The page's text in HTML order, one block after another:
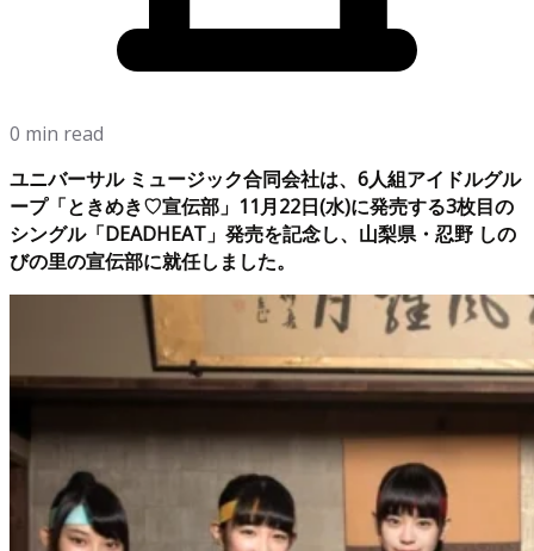
0 min read
ユニバーサル ミュージック合同会社は、6人組アイドルグル
ープ「ときめき♡宣伝部」11月22日(水)に発売する3枚目の
シングル「DEADHEAT」発売を記念し、山梨県・忍野 しの
びの里の宣伝部に就任しました。